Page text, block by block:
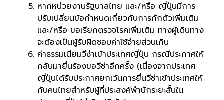
หากหน่วยงานรัฐบาลไทย และ/หรือ ญี่ปุ่นมีการ
ปรับเปลี่ยนข้อกำหนดเกี่ยวกับการกักตัวเพิ่มเติม
และ/หรือ ขอเรียกตรวจโรคเพิ่มเติม ทางผู้เดินทาง
จะต้องเป็นผู้รับผิดชอบค่าใช้จ่ายส่วนเกิน
ค่าธรรมเนียมวีซ่าเข้าประเทศญี่ปุ่น กรณีประกาศให้
กลับมายื่นร้องขอวีซ่าอีกครั้ง (เนื่องจากประเทศ
ญี่ปุ่นได้รับประกาศยกเว้นการยื่นวีซ่าเข้าประเทศให้
กับคนไทยสำหรับผู้ที่ประสงค์พำนักระยะสั้นใน